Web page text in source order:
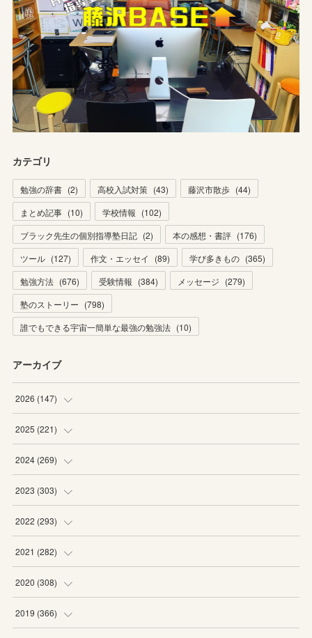
カテゴリ
勉強の辞書 (2) 高校入試対策 (43) 藤沢市散歩 (44)
まとめ記事 (10) 学校情報 (102)
ブラック先生の個別指導塾日記 (2) 本の感想・書評 (176)
ツール (127) 作文・エッセイ (89) 学び多きもの (365)
勉強方法 (676) 受験情報 (384) メッセージ (279)
塾のストーリー (798)
誰でもできる宇宙一簡単な最強の勉強法 (10)
アーカイブ
2026 (147)
(5)
(22
(20
(19
2025 (221)
(19
(20
(19
(20
2024 (269)
(16
(16
(21
(20
2023 (303)
(27
(25
(29
(25
2022 (293)
(18
(27
(26
2021 (282)
(19
(23
2020 (308)
(22
2019 (366)